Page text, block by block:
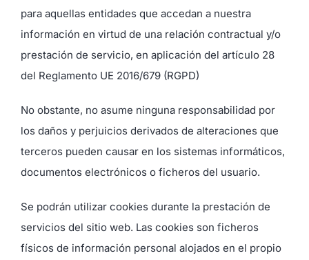
para aquellas entidades que accedan a nuestra
información en virtud de una relación contractual y/o
prestación de servicio, en aplicación del artículo 28
del Reglamento UE 2016/679 (RGPD)
No obstante, no asume ninguna responsabilidad por
los daños y perjuicios derivados de alteraciones que
terceros pueden causar en los sistemas informáticos,
documentos electrónicos o ficheros del usuario.
Se podrán utilizar cookies durante la prestación de
servicios del sitio web. Las cookies son ficheros
físicos de información personal alojados en el propio